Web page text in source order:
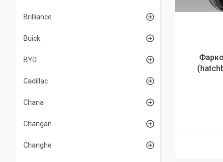
Brilliance
Buick
BYD
Cadillac
Chana
Changan
Changhe